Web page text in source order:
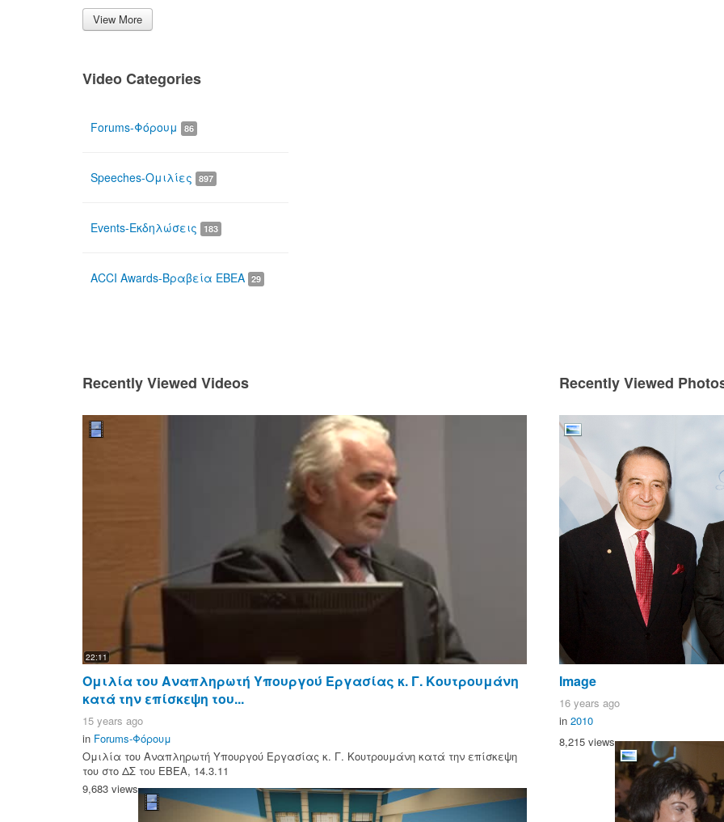
View More
Video Categories
Forums-Φόρουμ 86
Speeches-Ομιλίες 897
Events-Εκδηλώσεις 183
ACCI Awards-Βραβεία ΕΒΕΑ 29
Recently Viewed Videos
22:11
Ομιλία του Αναπληρωτή Υπουργού Εργασίας κ. Γ. Κουτρουμάνη
κατά την επίσκεψη του...
15 years ago
in Forums-Φόρουμ
Ομιλία του Αναπληρωτή Υπουργού Εργασίας κ. Γ. Κουτρουμάνη κατά την επίσκεψη
του στο ΔΣ του ΕΒΕΑ, 14.3.11
9,683 views
Recently Viewed
Image
16 years ago
in 2010
8,215 views